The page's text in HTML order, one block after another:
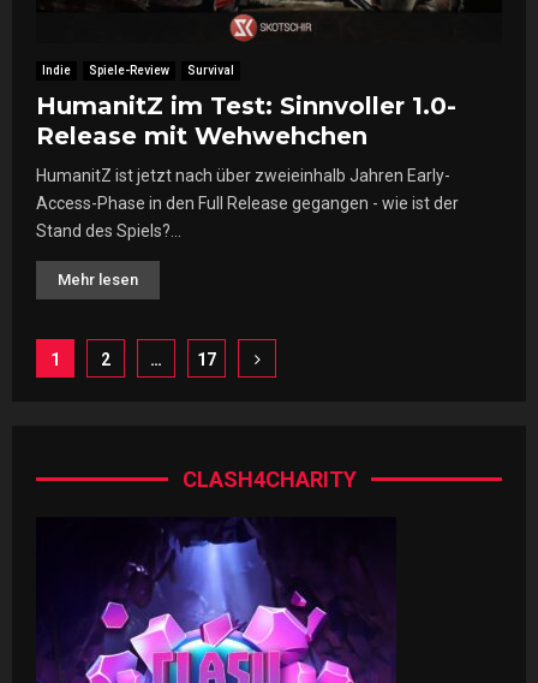
Indie Spiele-Review Survival
HumanitZ im Test: Sinnvoller 1.0-
Release mit Wehwehchen
HumanitZ ist jetzt nach über zweieinhalb Jahren Early-
Access-Phase in den Full Release gegangen - wie ist der
Stand des Spiels?...
Mehr lesen
Seitennummerierung
1 2 … 17
CLASH4CHARITY